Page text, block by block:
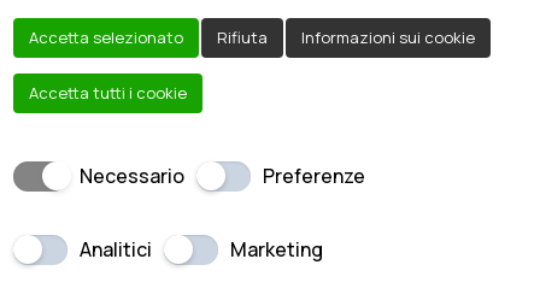
Creato daLocal Web – Agenzia Web Marketing
02003860471 | Tutti i diritti riservati.
Accetta selezionato Rifiuta Informazioni sui cookie
Accetta tutti i cookie
Necessario Preferenze
Analitici Marketing